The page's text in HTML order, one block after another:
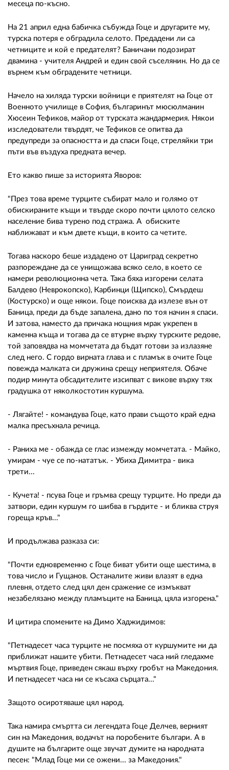
месеца по-късно.
На 21 април една бабичка събужда Гоце и другарите му,
турска потеря е обградила селото. Предадени ли са
четниците и кой е предателят? Баничани подозират
двамина - учителя Андрей и един свой съселянин. Но да се
върнем към обградените четници.
Начело на хиляда турски войници е приятелят на Гоце от
Военното училище в София, българинът мюсюлманин
Хюсеин Тефиков, майор от турската жандармерия. Някои
изследователи твърдят, че Тефиков се опитва да
предупреди за опасността и да спаси Гоце, стреляйки три
пъти във въздуха предната вечер.
Ето какво пише за историята Яворов:
"През това време турците събират мало и голямо от
обискираните къщи и твърде скоро почти цялото селско
население бива турено под стража. А обиските
наближават и към двете къщи, в които са четите.
Тогава наскоро беше издадено от Цариград секретно
разпореждане да се унищожава всяко село, в което се
намери революционна чета. Така бяха изгорени селата
Балдево (Неврокопско), Карбинци (Щипско), Смърдеш
(Костурско) и още някои. Гоце поисква да излезе вън от
Баница, преди да бъде запалена, дано по тоя начин я спаси.
И затова, наместо да причака нощния мрак укрепен в
каменна къща и тогава да се втурне върху турските редове,
той заповядва на момчетата да бъдат готови за излазяне
след него. С гордо вирната глава и с пламък в очите Гоце
повежда малката си дружина срещу неприятеля. Обаче
подир минута обсадителите изсипват с викове върху тях
градушка от няколкостотин куршума.
- Лягайте! - командува Гоце, като прави същото край една
малка пресъхнала речица.
- Раниха ме - обажда се глас измежду момчетата. - Майко,
умирам - чуе се по-нататък. - Убиха Димитра - вика
трети...
- Кучета! - псува Гоце и гръмва срещу турците. Но преди да
затвори, един куршум го шибва в гърдите - и бликва струя
гореща кръв..."
И продължава разказа си:
"Почти едновременно с Гоце биват убити още шестима, в
това число и Гущанов. Останалите живи влазят в една
плевня, отдето след цял ден сражение се измъкват
незабелязано между пламъците на Баница, цяла изгорена."
И цитира спомените на Димо Хаджидимов:
"Петнадесет часа турците не посмяха от куршумите ни да
приближат нашите убити. Петнадесет часа ний гледахме
мъртвия Гоце, приведен сякаш върху гробът на Македония.
И петнадесет часа ни се късаха сърцата..."
Защото осиротяваше цял народ.
Така намира смъртта си легендата Гоце Делчев, верният
син на Македония, водачът на поробените българи. А в
душите на българите още звучат думите на народната
песен: "Млад Гоце ми се ожени... за Македония."